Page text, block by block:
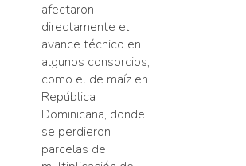
afectaron
directamente el
avance técnico en
algunos consorcios,
como el de maíz en
República
Dominicana, donde
se perdieron
parcelas de